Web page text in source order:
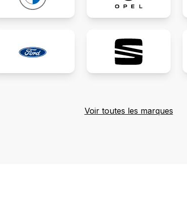
Voir toutes les marques